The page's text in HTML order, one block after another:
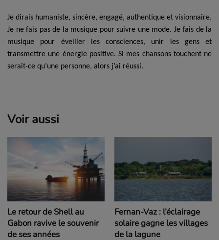
Je dirais humaniste, sincère, engagé, authentique et visionnaire.
Je ne fais pas de la musique pour suivre une mode. Je fais de la
musique pour éveiller les consciences, unir les gens et
transmettre une énergie positive. Si mes chansons touchent ne
serait-ce qu’une personne, alors j’ai réussi.
Voir aussi
Le retour de Shell au
Gabon ravive le souvenir
de ses années
Fernan-Vaz : l’éclairage
solaire gagne les villages
de la lagune